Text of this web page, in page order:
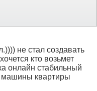
не стал создавать
кто возьмет
онлайн стабильный
квартиры